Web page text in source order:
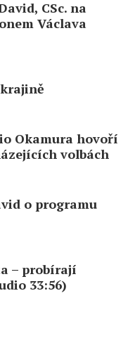
CSc. na
Václava
Okamura hovoří
volbách
o programu
– probírají
33:56)